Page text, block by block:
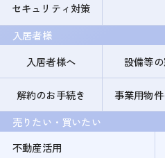
セキュリティ対策
入居者様
入居者様へ
設備等
解約のお手続き
事業用物
売りたい・買いたい
不動産活用